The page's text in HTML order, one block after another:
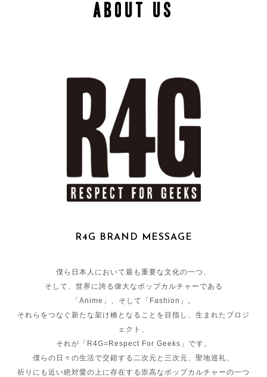
ABOUT US
R4G BRAND MESSAGE
僕ら日本人において最も重要な文化の一つ、
そして、世界に誇る偉大なポップカルチャーである
「Anime」、そして「Fashion」。
それらをつなぐ新たな架け橋となることを目指し、生まれたプロジ
ェクト、
それが「R4G=Respect For Geeks」です。
僕らの日々の生活で交錯する二次元と三次元、聖地巡礼、
祈りにも近い絶対愛の上に存在する崇高なポップカルチャーの一つ